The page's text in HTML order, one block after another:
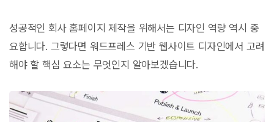
성공적인 회사 홈페이지 제작을 위해서는 디자인 역량 역시 중
요합니다. 그렇다면 워드프레스 기반 웹사이트 디자인에서 고려
해야 할 핵심 요소는 무엇인지 알아보겠습니다.